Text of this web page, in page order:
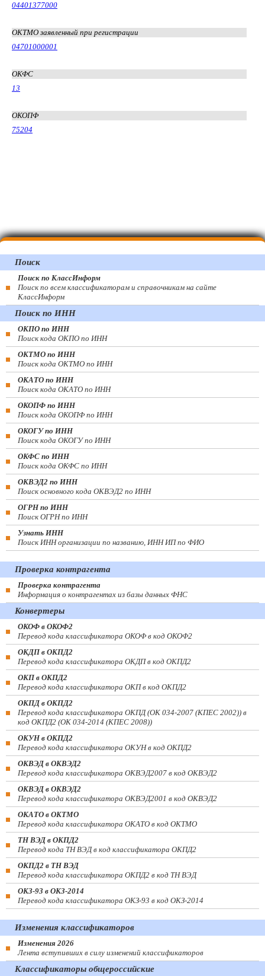
04401377000
ОКТМО заявленный при регистрации
04701000001
ОКФС
13
ОКОПФ
75204
Поиск
Поиск по КлассИнформ
Поиск по всем классификаторам и справочникам на сайте
КлассИнформ
Поиск по ИНН
ОКПО по ИНН
Поиск кода ОКПО по ИНН
ОКТМО по ИНН
Поиск кода ОКТМО по ИНН
ОКАТО по ИНН
Поиск кода ОКАТО по ИНН
ОКОПФ по ИНН
Поиск кода ОКОПФ по ИНН
ОКОГУ по ИНН
Поиск кода ОКОГУ по ИНН
ОКФС по ИНН
Поиск кода ОКФС по ИНН
ОКВЭД2 по ИНН
Поиск основного кода ОКВЭД2 по ИНН
ОГРН по ИНН
Поиск ОГРН по ИНН
Узнать ИНН
Поиск ИНН организации по названию, ИНН ИП по ФИО
Проверка контрагента
Проверка контрагента
Информация о контрагентах из базы данных ФНС
Конвертеры
ОКОФ в ОКОФ2
Перевод кода классификатора ОКОФ в код ОКОФ2
ОКДП в ОКПД2
Перевод кода классификатора ОКДП в код ОКПД2
ОКП в ОКПД2
Перевод кода классификатора ОКП в код ОКПД2
ОКПД в ОКПД2
Перевод кода классификатора ОКПД (ОК 034-2007 (КПЕС 2002)) в
код ОКПД2 (ОК 034-2014 (КПЕС 2008))
ОКУН в ОКПД2
Перевод кода классификатора ОКУН в код ОКПД2
ОКВЭД в ОКВЭД2
Перевод кода классификатора ОКВЭД2007 в код ОКВЭД2
ОКВЭД в ОКВЭД2
Перевод кода классификатора ОКВЭД2001 в код ОКВЭД2
ОКАТО в ОКТМО
Перевод кода классификатора ОКАТО в код ОКТМО
ТН ВЭД в ОКПД2
Перевод кода ТН ВЭД в код классификатора ОКПД2
ОКПД2 в ТН ВЭД
Перевод кода классификатора ОКПД2 в код ТН ВЭД
ОКЗ-93 в ОКЗ-2014
Перевод кода классификатора ОКЗ-93 в код ОКЗ-2014
Изменения классификаторов
Изменения 2026
Лента вступивших в силу изменений классификаторов
Классификаторы общероссийские